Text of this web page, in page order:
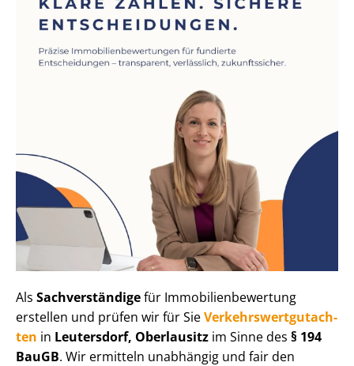
Als Sachverständigefür Im­mo­bi­li­en­be­wer­tung
erstellen und prüfen wir für SieVer­kehrs­wert­gut­ach­
ten in Leutersdorf, Oberlausitz im Sinne des § 194
BauGB. Wir ermitteln unabhängig und fair den